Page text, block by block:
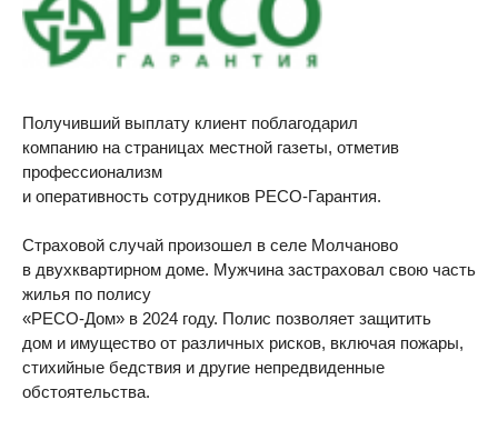
Получивший выплату клиент поблагодарил
компанию на страницах местной газеты, отметив
профессионализм
и оперативность сотрудников РЕСО-Гарантия.
Страховой случай произошел в селе Молчаново
в двухквартирном доме. Мужчина застраховал свою часть
жилья по полису
«РЕСО-Дом» в 2024 году. Полис позволяет защитить
дом и имущество от различных рисков, включая пожары,
стихийные бедствия и другие непредвиденные
обстоятельства.